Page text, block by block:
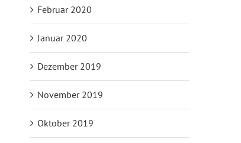
Februar 2020
Januar 2020
Dezember 2019
November 2019
Oktober 2019